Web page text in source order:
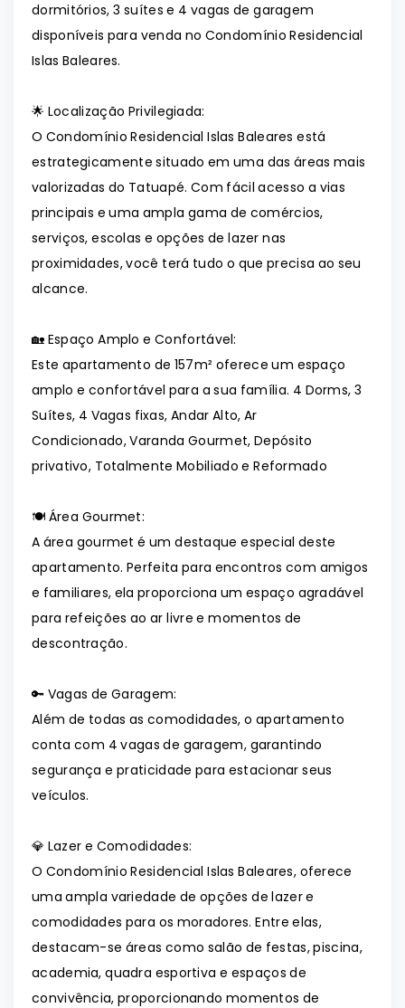
dormitórios, 3 suítes e 4 vagas de garagem
disponíveis para venda no Condomínio Residencial
Islas Baleares.
🌟 Localização Privilegiada:
O Condomínio Residencial Islas Baleares está
estrategicamente situado em uma das áreas mais
valorizadas do Tatuapé. Com fácil acesso a vias
principais e uma ampla gama de comércios,
serviços, escolas e opções de lazer nas
proximidades, você terá tudo o que precisa ao seu
alcance.
🏡 Espaço Amplo e Confortável:
Este apartamento de 157m² oferece um espaço
amplo e confortável para a sua família. 4 Dorms, 3
Suítes, 4 Vagas fixas, Andar Alto, Ar
Condicionado, Varanda Gourmet, Depósito
privativo, Totalmente Mobiliado e Reformado
🍽️ Área Gourmet:
A área gourmet é um destaque especial deste
apartamento. Perfeita para encontros com amigos
e familiares, ela proporciona um espaço agradável
para refeições ao ar livre e momentos de
descontração.
🔑 Vagas de Garagem:
Além de todas as comodidades, o apartamento
conta com 4 vagas de garagem, garantindo
segurança e praticidade para estacionar seus
veículos.
💎 Lazer e Comodidades:
O Condomínio Residencial Islas Baleares, oferece
uma ampla variedade de opções de lazer e
comodidades para os moradores. Entre elas,
destacam-se áreas como salão de festas, piscina,
academia, quadra esportiva e espaços de
convivência, proporcionando momentos de